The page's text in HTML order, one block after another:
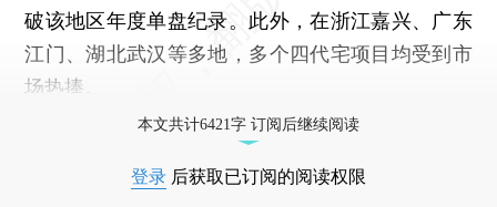
破该地区年度单盘纪录。此外，在浙江嘉兴、广东
江门、湖北武汉等多地，多个四代宅项目均受到市
场热捧。
本文共计6421字 订阅后继续阅读
登录 后获取已订阅的阅读权限